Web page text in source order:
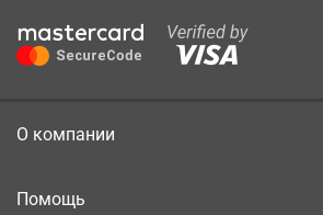
О компании
Помощь